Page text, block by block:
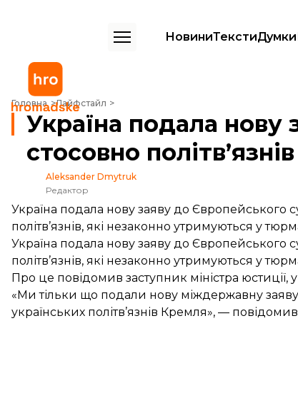
НовиниТекстиДумки
Головна Лайфстайл
Україна подала нову заяву до ЄСПЛ проти Росії стосовно
Україна подала нову
стосовно політв’язнів
Aleksander Dmytruk
Редактор
Україна подала нову заяву до
політв’язнів, які незаконно утримуються у
Україна подала нову заяву до
політв’язнів, які незаконно утримуються у
Про це повідомив заступник міністра
«Ми тільки що подали нову міждержавну
українських політв’язнів Кремля», — повідомив